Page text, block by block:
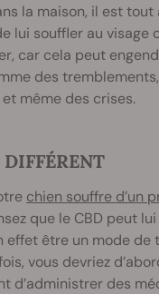
la maison, il est tout
lui souffler au visage
car cela peut
des
même des crises.
chien souffre d’un
que le CBD peut
effet être un mode de
vous devriez
d’administrer des